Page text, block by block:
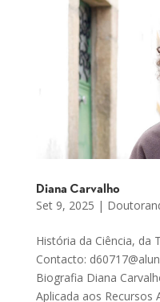
Diana Carvalho
Set 9, 2025 |
História da Ciência, da
Contacto:
Biografia Diana
Aplicada aos Recursos